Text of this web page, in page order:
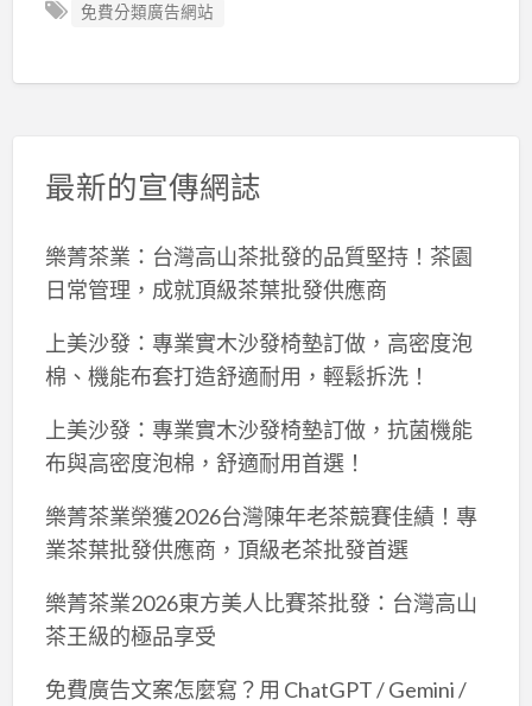
免費分類廣告網站
最新的宣傳網誌
樂菁茶業：台灣高山茶批發的品質堅持！茶園
日常管理，成就頂級茶葉批發供應商
上美沙發：專業實木沙發椅墊訂做，高密度泡
棉、機能布套打造舒適耐用，輕鬆拆洗！
上美沙發：專業實木沙發椅墊訂做，抗菌機能
布與高密度泡棉，舒適耐用首選！
樂菁茶業榮獲2026台灣陳年老茶競賽佳績！專
業茶葉批發供應商，頂級老茶批發首選
樂菁茶業2026東方美人比賽茶批發：台灣高山
茶王級的極品享受
免費廣告文案怎麼寫？用 ChatGPT / Gemini /